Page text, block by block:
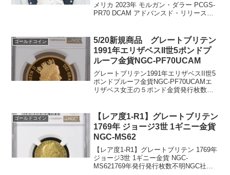
47244426
メリカ 2023年 モルガン・ダラー PCGS-
PR70 DCAM アドバンスド・リリース
400,000枚グレード：P...
ゴールドコイン
5/20新規商品 グレートブリテン
1991年エリザベスII世5ポンドプ
ルーフ金貨NGC-PF70UCAM
グレートブリテン1991年エリザベスII世5
ポンドプルーフ金貨NGC-PF70UCAMエ
リザベス女王の５ポンド金貨発行枚数
品位 金 0.9170...
ゴールドコイン
【レア度1-R1】グレートブリテン
1769年 ジョージ3世 1ギニー金貨
NGC-MS62
【レア度1-R1】グレートブリテン 1769年
ジョージ3世 1ギニー金貨 NGC-
MS621769年発行発行枚数不明NGC社鑑